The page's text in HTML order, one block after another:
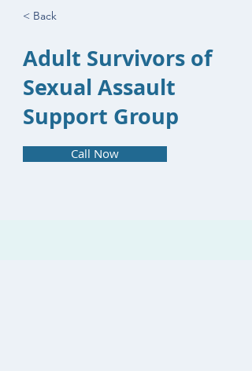
< Back
Adult Survivors of
Sexual Assault
Support Group
Call Now